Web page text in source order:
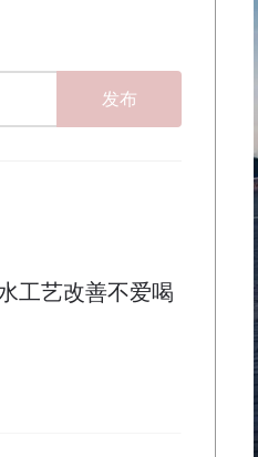
发布
工艺改善不爱喝